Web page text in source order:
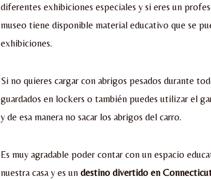
diferentes exhibiciones especiales y si eres un
museo tiene disponible material educativo que se
exhibiciones.
Si no quieres cargar con abrigos pesados durante
guardados en lockers o también puedes utilizar el
y de esa manera no sacar los abrigos del carro.
Es muy agradable poder contar con un espacio
nuestra casa y es un destino divertido en